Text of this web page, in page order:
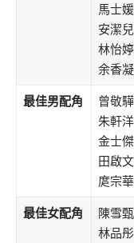
馬士
安潔
林怡
余香
最佳男配角
曾敬
朱軒
金士
田啟
庹宗
最佳女配角
陳雪
林品